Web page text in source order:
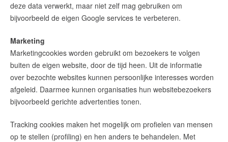
deze data verwerkt, maar niet zelf mag gebruiken om
bijvoorbeeld de eigen Google services te verbeteren.
Marketing
Marketingcookies worden gebruikt om bezoekers te volgen
buiten de eigen website, door de tijd heen. Uit de informatie
over bezochte websites kunnen persoonlijke interesses worden
afgeleid. Daarmee kunnen organisaties hun websitebezoekers
bijvoorbeeld gerichte advertenties tonen.
Tracking cookies maken het mogelijk om profielen van mensen
op te stellen (profiling) en hen anders te behandelen. Met